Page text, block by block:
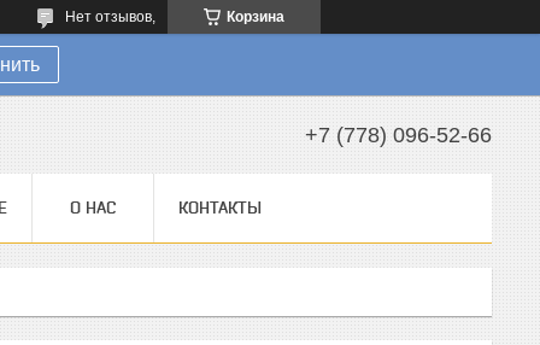
Корзина
Нет отзывов,
+7 (778) 096-52-66
О НАС КОНТАКТЫ